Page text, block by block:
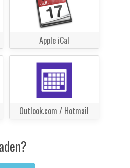
Apple iCal
Outlook.com / Hotmail